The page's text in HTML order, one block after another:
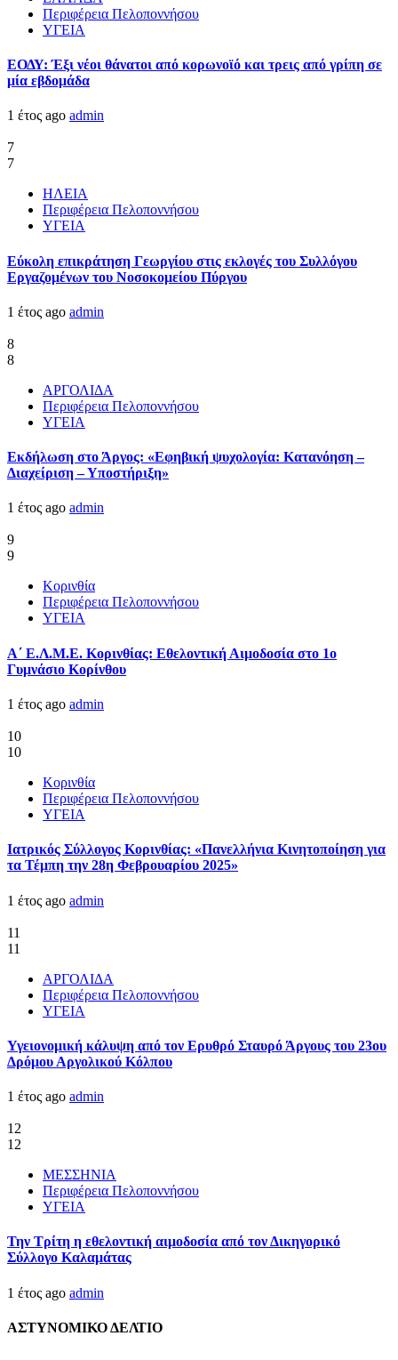
Περιφέρεια Πελοποννήσου
ΥΓΕΙΑ
ΕΟΔΥ: Έξι νέοι θάνατοι από κορωνοϊό και τρεις από γρίπη σε
μία εβδομάδα
1 έτος ago admin
7
7
ΗΛΕΙΑ
Περιφέρεια Πελοποννήσου
ΥΓΕΙΑ
Εύκολη επικράτηση Γεωργίου στις εκλογές του Συλλόγου
Εργαζομένων του Νοσοκομείου Πύργου
1 έτος ago admin
8
8
ΑΡΓΟΛΙΔΑ
Περιφέρεια Πελοποννήσου
ΥΓΕΙΑ
Εκδήλωση στο Άργος: «Εφηβική ψυχολογία: Κατανόηση –
Διαχείριση – Υποστήριξη»
1 έτος ago admin
9
9
Κορινθία
Περιφέρεια Πελοποννήσου
ΥΓΕΙΑ
Α΄ Ε.Λ.Μ.Ε. Κορινθίας: Εθελοντική Αιμοδοσία στο 1ο
Γυμνάσιο Κορίνθου
1 έτος ago admin
10
10
Κορινθία
Περιφέρεια Πελοποννήσου
ΥΓΕΙΑ
Ιατρικός Σύλλογος Κορινθίας: «Πανελλήνια Κινητοποίηση για
τα Τέμπη την 28η Φεβρουαρίου 2025»
1 έτος ago admin
11
11
ΑΡΓΟΛΙΔΑ
Περιφέρεια Πελοποννήσου
ΥΓΕΙΑ
Υγειονομική κάλυψη από τον Ερυθρό Σταυρό Άργους του 23ου
Δρόμου Αργολικού Κόλπου
1 έτος ago admin
12
12
ΜΕΣΣΗΝΙΑ
Περιφέρεια Πελοποννήσου
ΥΓΕΙΑ
Την Τρίτη η εθελοντική αιμοδοσία από τον Δικηγορικό
Σύλλογο Καλαμάτας
1 έτος ago admin
ΑΣΤΥΝΟΜΙΚΟ ΔΕΛΤΙΟ